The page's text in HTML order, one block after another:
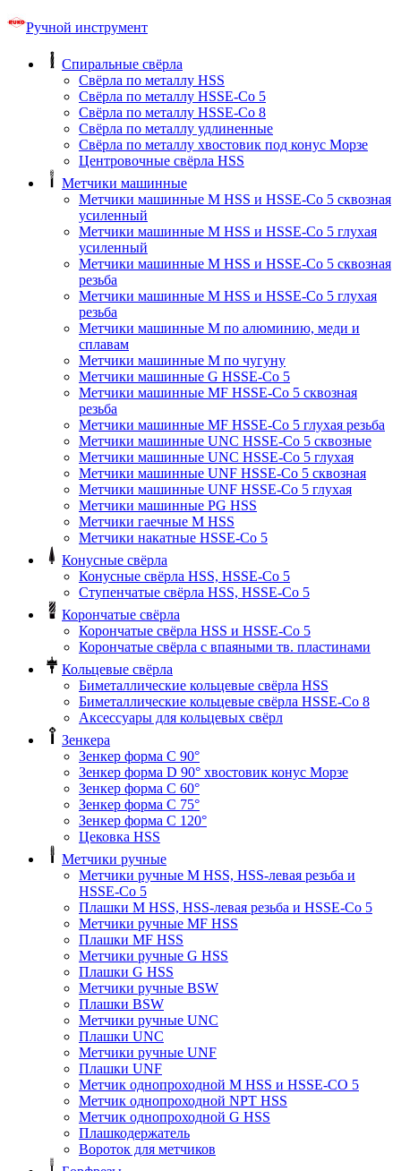
Ручной инструмент
Спиральные свёрла
Свёрла по металлу HSS
Свёрла по металлу HSSE-Co 5
Свёрла по металлу HSSE-Co 8
Свёрла по металлу удлиненные
Свёрла по металлу хвостовик под конус Морзе
Центровочные свёрла HSS
Метчики машинные
Метчики машинные M HSS и HSSE-Co 5 сквозная
усиленный
Метчики машинные M HSS и HSSE-Co 5 глухая
усиленный
Метчики машинные M HSS и HSSE-Co 5 сквозная
резьба
Метчики машинные M HSS и HSSE-Co 5 глухая
резьба
Метчики машинные M по алюминию, меди и
сплавам
Метчики машинные M по чугуну
Метчики машинные G HSSE-Co 5
Метчики машинные MF HSSE-Co 5 сквозная
резьба
Метчики машинные MF HSSE-Co 5 глухая резьба
Метчики машинные UNC HSSE-Co 5 сквозные
Метчики машинные UNC HSSE-Co 5 глухая
Метчики машинные UNF HSSE-Co 5 сквозная
Метчики машинные UNF HSSE-Co 5 глухая
Метчики машинные PG HSS
Метчики гаечные M HSS
Метчики накатные HSSE-Co 5
Конусные свёрла
Конусные свёрла HSS, HSSE-Co 5
Ступенчатые свёрла HSS, HSSE-Co 5
Корончатые свёрла
Корончатые свёрла HSS и HSSE-Co 5
Корончатые свёрла с впаяными тв. пластинами
Кольцевые свёрла
Биметаллические кольцевые свёрла HSS
Биметаллические кольцевые свёрла HSSE-Co 8
Аксессуары для кольцевых свёрл
Зенкера
Зенкер форма С 90°
Зенкер форма D 90° хвостовик конус Морзе
Зенкер форма С 60°
Зенкер форма С 75°
Зенкер форма С 120°
Цековка HSS
Метчики ручные
Метчики ручные M HSS, HSS-левая резьба и
HSSE-Co 5
Плашки M HSS, HSS-левая резьба и HSSE-Co 5
Метчики ручные MF HSS
Плашки MF HSS
Метчики ручные G HSS
Плашки G HSS
Метчики ручные BSW
Плашки BSW
Метчики ручные UNC
Плашки UNC
Метчики ручные UNF
Плашки UNF
Метчик однопроходной M HSS и HSSE-CO 5
Метчик однопроходной NPT HSS
Метчик однопроходной G HSS
Плашкодержатель
Вороток для метчиков